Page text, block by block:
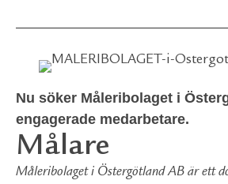
Nu söker Måleribolaget i
engagerade medarbetare.
Målare
Måleribolaget i Östergötland AB är ett